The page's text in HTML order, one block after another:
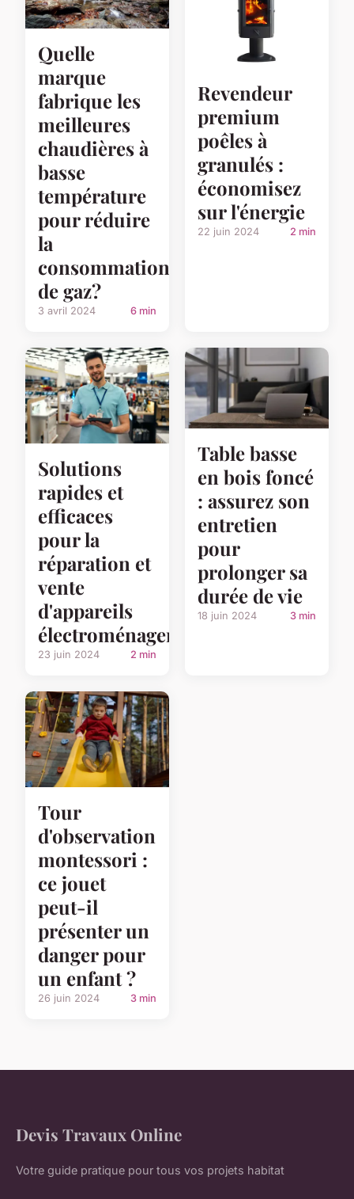
Quelle
marque
fabrique les
meilleures
chaudières à
basse
température
pour réduire
la
consommation
de gaz?
3 avril 2024 6 min
Revendeur
premium
poêles à
granulés :
économisez
sur l'énergie
22 juin 2024 2 min
Solutions
rapides et
efficaces
pour la
réparation et
vente
d'appareils
électroménagers
23 juin 2024 2 min
Table basse
en bois foncé
: assurez son
entretien
pour
prolonger sa
durée de vie
18 juin 2024 3 min
Tour
d'observation
montessori :
ce jouet
peut-il
présenter un
danger pour
un enfant ?
26 juin 2024 3 min
Devis Travaux Online
Votre guide pratique pour tous vos projets habitat